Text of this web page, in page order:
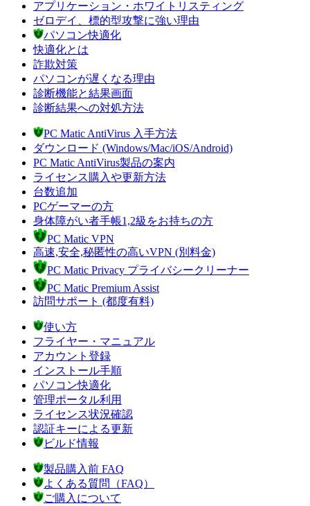
アプリケーション・ホワイトリスティング
ゼロデイ、標的型攻撃に強い理由
パソコン快適化
快適化とは
詐欺対策
パソコンが遅くなる理由
診断機能と結果画面
診断結果への対処方法
PC Matic AntiVirus 入手方法
ダウンロード (Windows/Mac/iOS/Android)
PC Matic AntiVirus製品の案内
ライセンス購入や更新方法
台数追加
PCゲーマーの方
身体障がい者手帳1,2級をお持ちの方
PC Matic VPN
高速,安全,秘匿性の高いVPN (別料金)
PC Matic Privacy プライバシークリーナー
PC Matic Premium Assist
訪問サポート (都度有料)
使い方
フライヤー・マニュアル
アカウント登録
インストール手順
パソコン快適化
管理ポータル利用
ライセンス状況確認
認証キーによる更新
ビルド情報
製品購入前 FAQ
よくある質問（FAQ）
ご購入について